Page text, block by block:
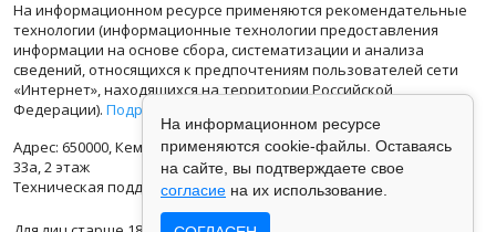
На информационном ресурсе применяются рекомендательные
технологии (информационные технологии предоставления
информации на основе сбора, систематизации и анализа
сведений, относящихся к предпочтениям пользователей сети
«Интернет», находящихся на территории Российской
Федерации). Подробная информация
Адрес: 650000, Кемеровская Область, г.Кемерово, ул.Кузбасская
33а, 2 этаж
Техническая поддержка: support@vse42.ru
На информационном ресурсе
применяются cookie-файлы. Оставаясь
на сайте, вы подтверждаете свое
согласие на их использование.